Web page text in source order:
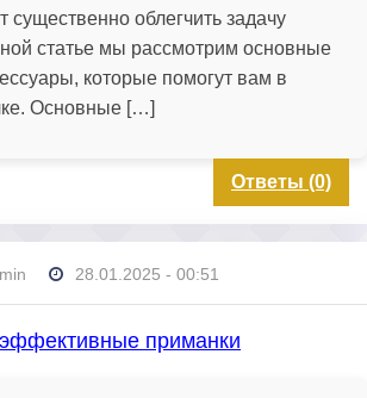
существенно облегчить задачу
статье мы рассмотрим основные
которые помогут вам в
Основные […]
Ответы (0)
28.01.2025 - 00:51
приманки